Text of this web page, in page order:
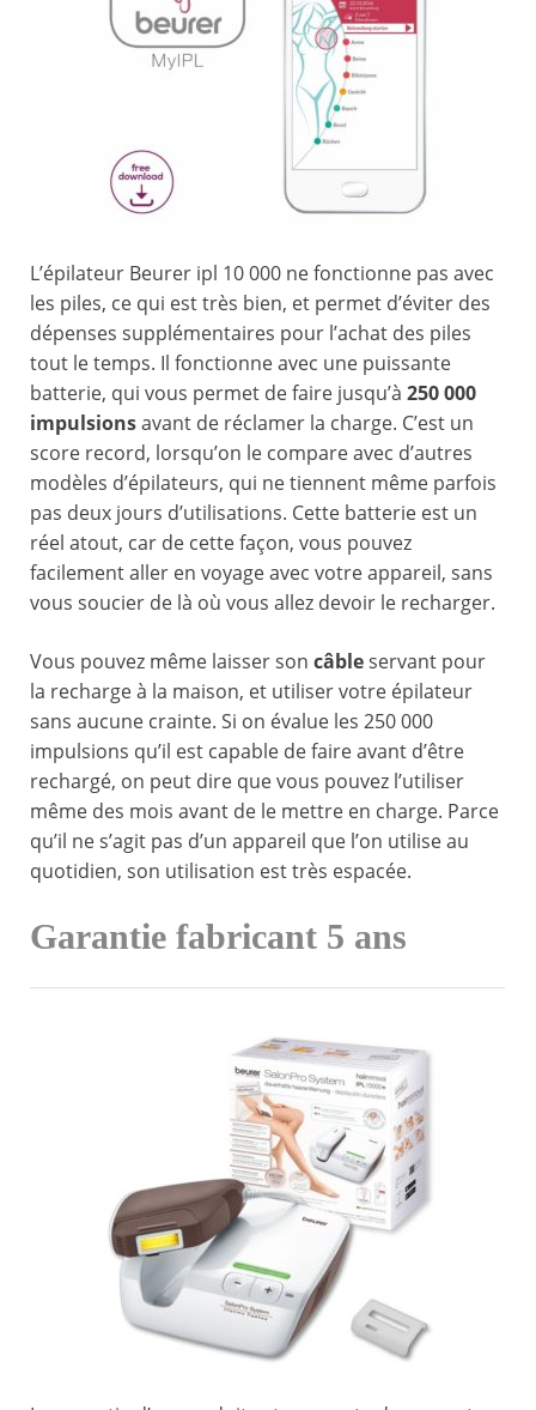
L’épilateur Beurer ipl 10 000 ne fonctionne pas avec
les piles, ce qui est très bien, et permet d’éviter des
dépenses supplémentaires pour l’achat des piles
tout le temps. Il fonctionne avec une puissante
batterie, qui vous permet de faire jusqu’à 250 000
impulsionsavant de réclamer la charge. C’est un
score record, lorsqu’on le compare avec d’autres
modèles d’épilateurs, qui ne tiennent même parfois
pas deux jours d’utilisations. Cette batterie est un
réel atout, car de cette façon, vous pouvez
facilement aller en voyage avec votre appareil, sans
vous soucier de là où vous allez devoir le recharger.
Vous pouvez même laisser son câbleservant pour
la recharge à la maison, et utiliser votre épilateur
sans aucune crainte. Si on évalue les 250 000
impulsions qu’il est capable de faire avant d’être
rechargé, on peut dire que vous pouvez l’utiliser
même des mois avant de le mettre en charge. Parce
qu’il ne s’agit pas d’un appareil que l’on utilise au
quotidien, son utilisation est très espacée.
Garantie fabricant 5 ans